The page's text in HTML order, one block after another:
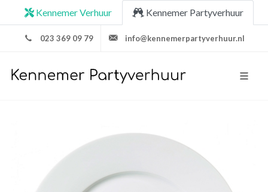
Kennemer Verhuur Kennemer Partyverhuur
023 369 09 79 info@kennemerpartyverhuur.nl